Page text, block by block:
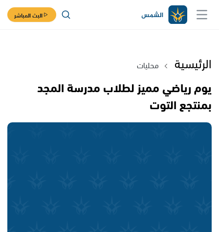
البث المباشر
الرئيسية محليات
يوم رياضي مميز لطلاب مدرسة المجد
بمنتجع التوت